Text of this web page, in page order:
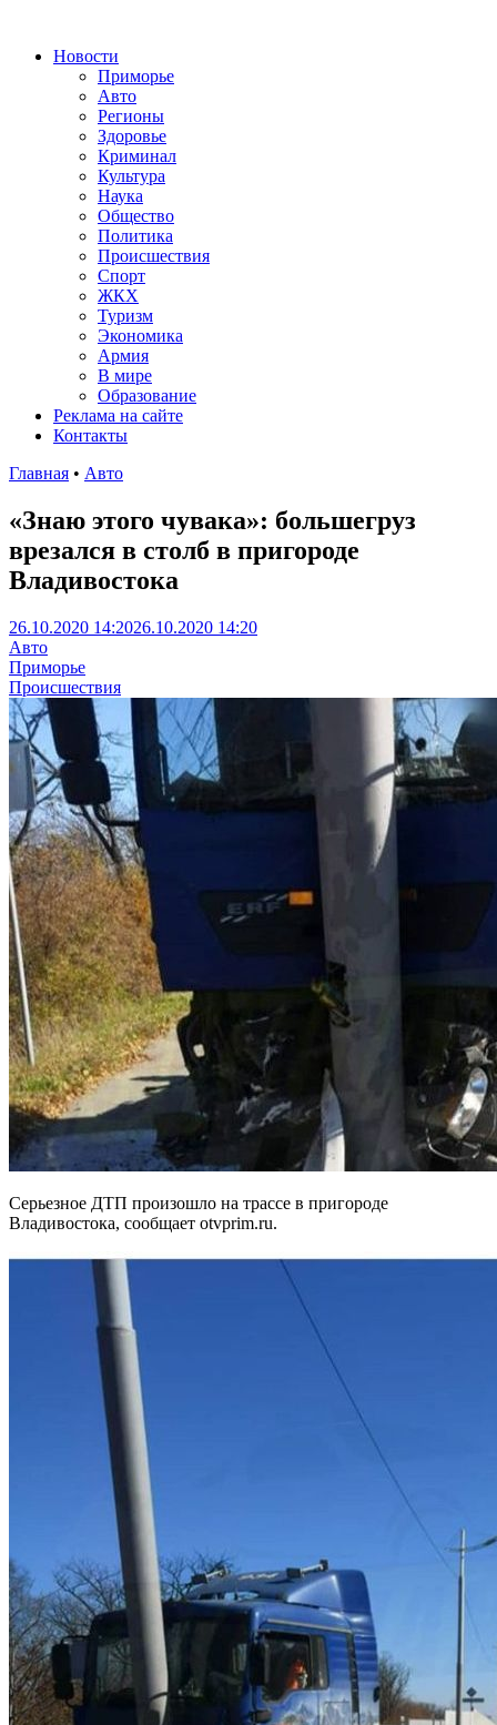
Новости
Приморье
Авто
Регионы
Здоровье
Криминал
Культура
Наука
Общество
Политика
Происшествия
Спорт
ЖКХ
Туризм
Экономика
Армия
В мире
Образование
Реклама на сайте
Контакты
Главная • Авто
«Знаю этого чувака»: большегруз
врезался в столб в пригороде
Владивостока
26.10.2020 14:2026.10.2020 14:20
Авто
Приморье
Происшествия
Серьезное ДТП произошло на трассе в пригороде
Владивостока, сообщает otvprim.ru.